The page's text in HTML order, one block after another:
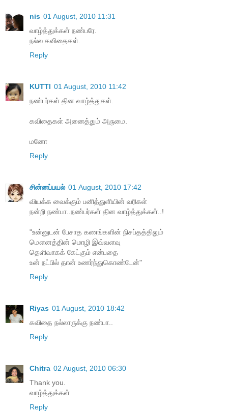
nis 01 August, 2010 11:31
வாழ்த்துக்கள் நண்பரே.
நல்ல கவிதைகள்.
Reply
KUTTI 01 August, 2010 11:42
நண்பர்கள் தின வாழ்த்துகள்.
கவிதைகள் அனைத்தும் அருமை.
மனோ
Reply
சின்னப்பயல் 01 August, 2010 17:42
வியக்க வைக்கும் பனித்துளியின் வரிகள்
நன்றி நண்பா..நண்பர்கள் தின வாழ்த்துக்கள்..!
"உன்னுடன் பேசாத கணங்களின் நிசப்தத்திலும்
மௌனத்தின் மொழி இவ்வளவு
தெளிவாகக் கேட்கும் என்பதை
உன் நட்பில் தான் உணர்ந்துகொண்டேன்"
Reply
Riyas 01 August, 2010 18:42
கவிதை நல்லாருக்கு நண்பா..
Reply
Chitra 02 August, 2010 06:30
Thank you.
வாழ்த்துக்கள்
Reply